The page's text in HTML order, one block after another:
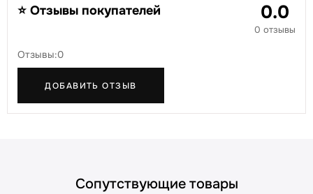
⭐ Отзывы покупателей 0.0
0 отзывы
Отзывы:0
ДОБАВИТЬ ОТЗЫВ
Сопутствующие товары